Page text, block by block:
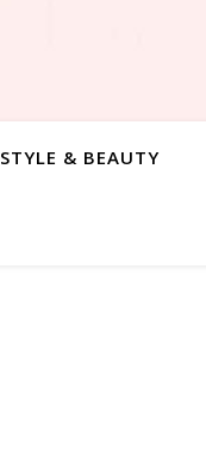
STYLE & BEAUTY